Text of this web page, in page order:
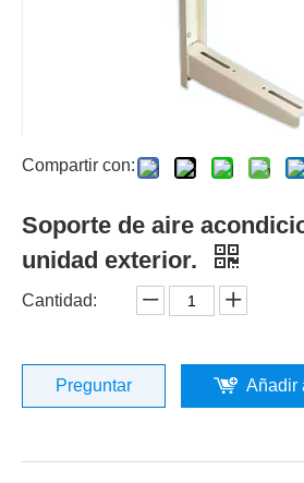
Compartir con:
Soporte de aire
unidad exterior.
Cantidad:
Preguntar Añadir